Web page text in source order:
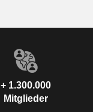
+ 1.300.000
Mitglieder